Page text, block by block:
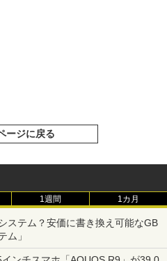
ージに戻る
1週間 1カ月
ステム？安価に書き換え可能なGB
ム」